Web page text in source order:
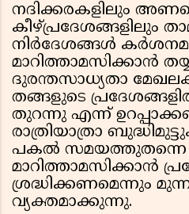
നദിക്കരകളിലും
കീഴ്പ്രദേശങ്ങളിലും
നിർദേശങ്ങൾ
മാറിത്താമസിക്കാൻ
ദുരന്തസാധ്യതാ
തങ്ങളുടെ
തുറന്നു എന്ന്
രാത്രിയാത്രാ
പകൽ സമയത്തുതന്നെ
മാറിത്താമസിക്കാൻ
ശ്രദ്ധിക്കണമെന്നും
വ്യക്തമാക്കുന്നു.